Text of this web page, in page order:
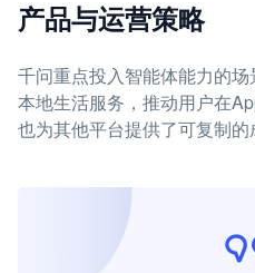
产品与运营策略
千问重点投入智能体能力的
本地生活服务，推动用户在
也为其他平台提供了可复制的